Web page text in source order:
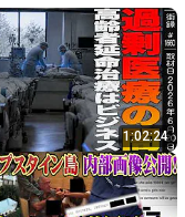
1:02:24